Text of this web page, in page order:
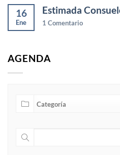
16
Ene
Estimada
1 Comentario
AGENDA